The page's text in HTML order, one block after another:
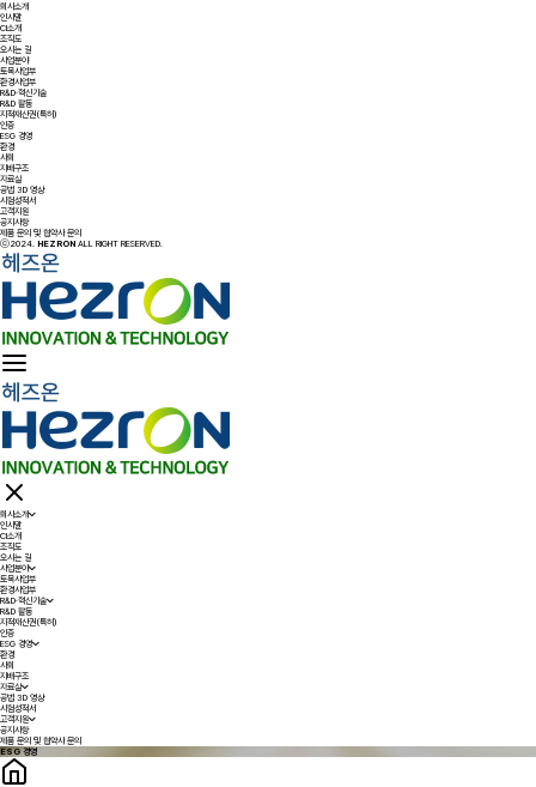
회사소개
인사말
CI소개
조직도
오시는 길
사업분야
토목사업부
환경사업부
R&D·혁신기술
R&D 활동
지적재산권(특허)
인증
ESG 경영
환경
사회
지배구조
자료실
공법 3D 영상
시험성적서
고객지원
공지사항
제품 문의 및 협약사 문의
ⓒ2024. HEZRON ALL RIGHT RESERVED.
회사소개
인사말
CI소개
조직도
오시는 길
사업분야
토목사업부
환경사업부
R&D·혁신기술
R&D 활동
지적재산권(특허)
인증
ESG 경영
환경
사회
지배구조
자료실
공법 3D 영상
시험성적서
고객지원
공지사항
제품 문의 및 협약사 문의
ESG 경영